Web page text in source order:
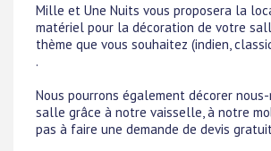
Mille et Une Nuits vous proposera la
matériel pour la décoration de votre
thème que vous souhaitez (indien,
.
Nous pourrons également décorer
salle grâce à notre vaisselle, à notre
pas à faire une demande de devis